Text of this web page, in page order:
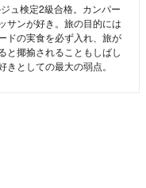
ュ検定2級合格。カンパー
サンが好き。旅の目的には
ドの実食を必ず入れ、旅が
と揶揄されることもしばし
としての最大の弱点。